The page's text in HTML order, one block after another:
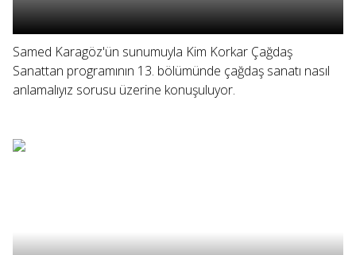
Samed Karagöz'ün sunumuyla Kim Korkar Çağdaş
Sanattan programının 13. bölümünde çağdaş sanatı nasıl
anlamalıyız sorusu üzerine konuşuluyor.